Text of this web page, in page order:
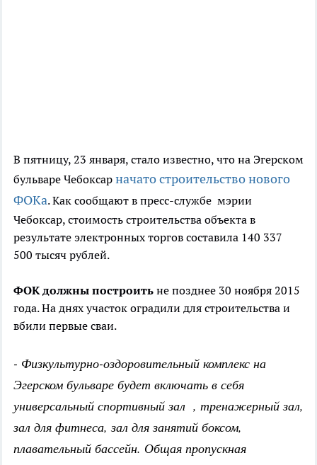
В пятницу, 23 января, стало известно, что на Эгерском
бульваре Чебоксар начато строительство нового
ФОКа. Как сообщают в пресс-службе мэрии
Чебоксар, стоимость строительства объекта в
результате электронных торгов составила 140 337
500 тысяч рублей.
ФОК должны построить не позднее 30 ноября 2015
года. На днях участок оградили для строительства и
вбили первые сваи.
- Физкультурно-оздоровительный комплекс на
Эгерском бульваре будет включать в себя
универсальный спортивный зал , тренажерный зал,
зал для фитнеса, зал для занятий боксом,
плавательный бассейн. Общая пропускная